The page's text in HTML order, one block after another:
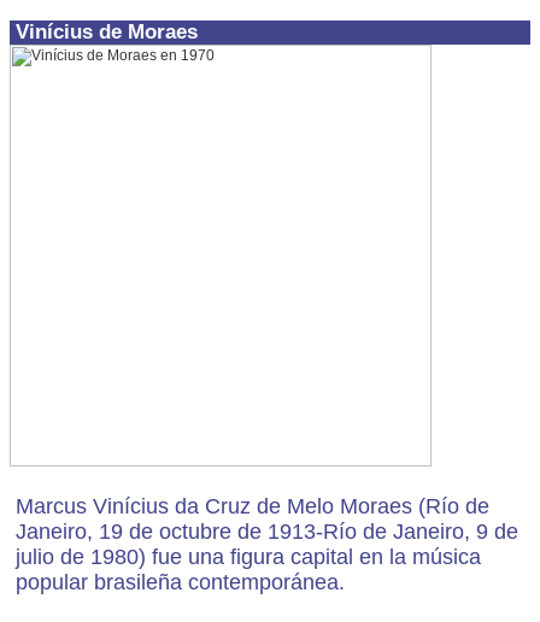
Vinícius de Moraes
Marcus Vinícius da Cruz de Melo Moraes (Río de
Janeiro, 19 de octubre de 1913-Río de Janeiro, 9 de
julio de 1980) fue una figura capital en la música
popular brasileña contemporánea.